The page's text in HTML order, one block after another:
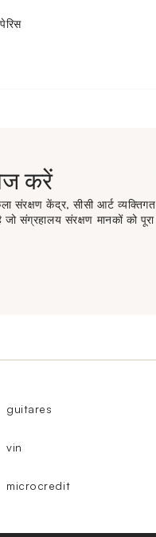
करें
संरक्षण केंद्र, सीसी आर्ट व्यक्तिगत
संग्रहालय संरक्षण मानकों को पूरा
guitares
vin
microcredit